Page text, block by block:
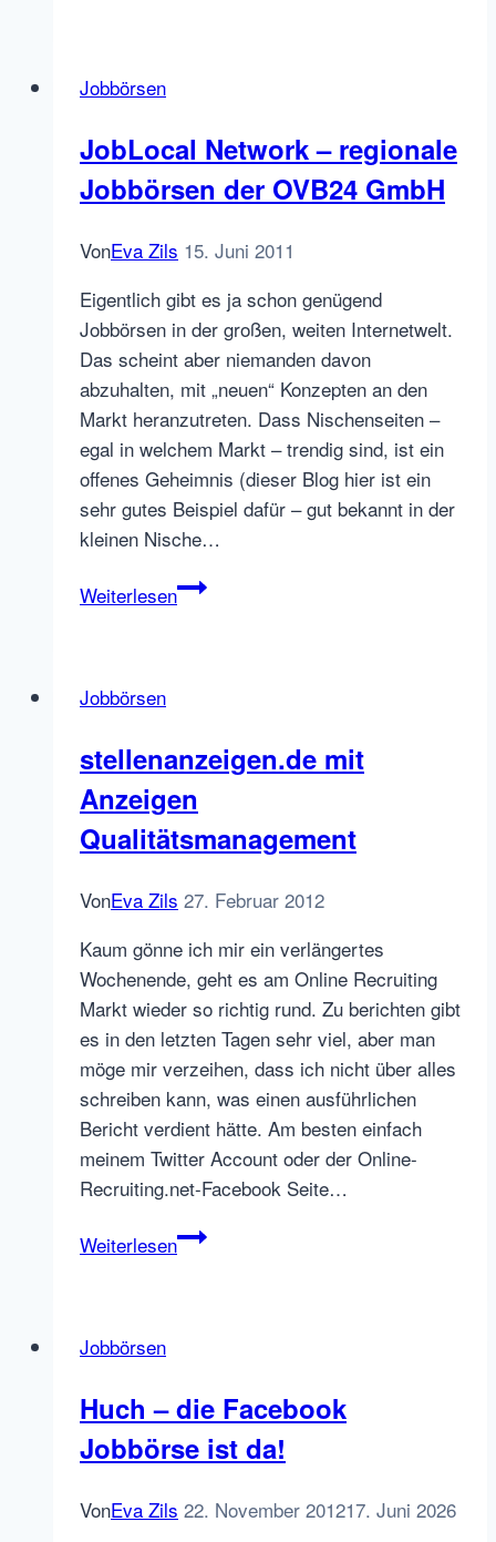
Jobbörsen
JobLocal Network – regionale
Jobbörsen der OVB24 GmbH
VonEva Zils 15. Juni 2011
Eigentlich gibt es ja schon genügend
Jobbörsen in der großen, weiten Internetwelt.
Das scheint aber niemanden davon
abzuhalten, mit „neuen“ Konzepten an den
Markt heranzutreten. Dass Nischenseiten –
egal in welchem Markt – trendig sind, ist ein
offenes Geheimnis (dieser Blog hier ist ein
sehr gutes Beispiel dafür – gut bekannt in der
kleinen Nische…
WeiterlesenJobLocal
OVB24
GmbH
Jobbörsen
stellenanzeigen.de mit
Anzeigen
Qualitätsmanagement
VonEva Zils 27. Februar 2012
Kaum gönne ich mir ein verlängertes
Wochenende, geht es am Online Recruiting
Markt wieder so richtig rund. Zu berichten gibt
es in den letzten Tagen sehr viel, aber man
möge mir verzeihen, dass ich nicht über alles
schreiben kann, was einen ausführlichen
Bericht verdient hätte. Am besten einfach
meinem Twitter Account oder der Online-
Recruiting.net-Facebook Seite…
Weiterlesenstellenanzeigen.de
Jobbörsen
Huch – die Facebook
Jobbörse ist da!
VonEva Zils 22. November 201217. Juni 2026